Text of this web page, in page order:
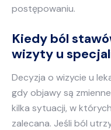
postępowaniu.
Kiedy ból
wizyty u
Decyzja o wizycie u
gdy objawy są
kilka sytuacji, w
zalecana. Jeśli ból